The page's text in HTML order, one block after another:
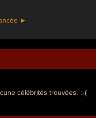
►
célébrités trouvées. :-(